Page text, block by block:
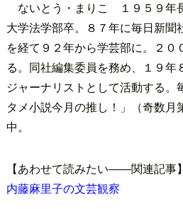
ないとう・まりこ １９５９年
大学法学部卒。８７年に毎日新聞
を経て９２年から学芸部に。２０
る。同社編集委員を務め、１９年
ジャーナリストとして活動する。
タメ小説今月の推し！」（奇数月
中。
【あわせて読みたい――関連記事】
内藤麻里子の文芸観察